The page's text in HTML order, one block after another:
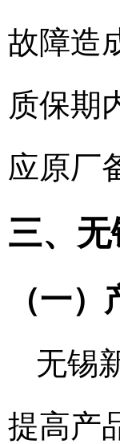
故障造
质保期
应原厂
三、
（一
无锡
提高产